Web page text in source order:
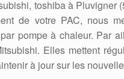
toshiba à Pluvigner
de votre PAC, nous
pompe à chaleur. Par
Elles mettent
à jour sur les